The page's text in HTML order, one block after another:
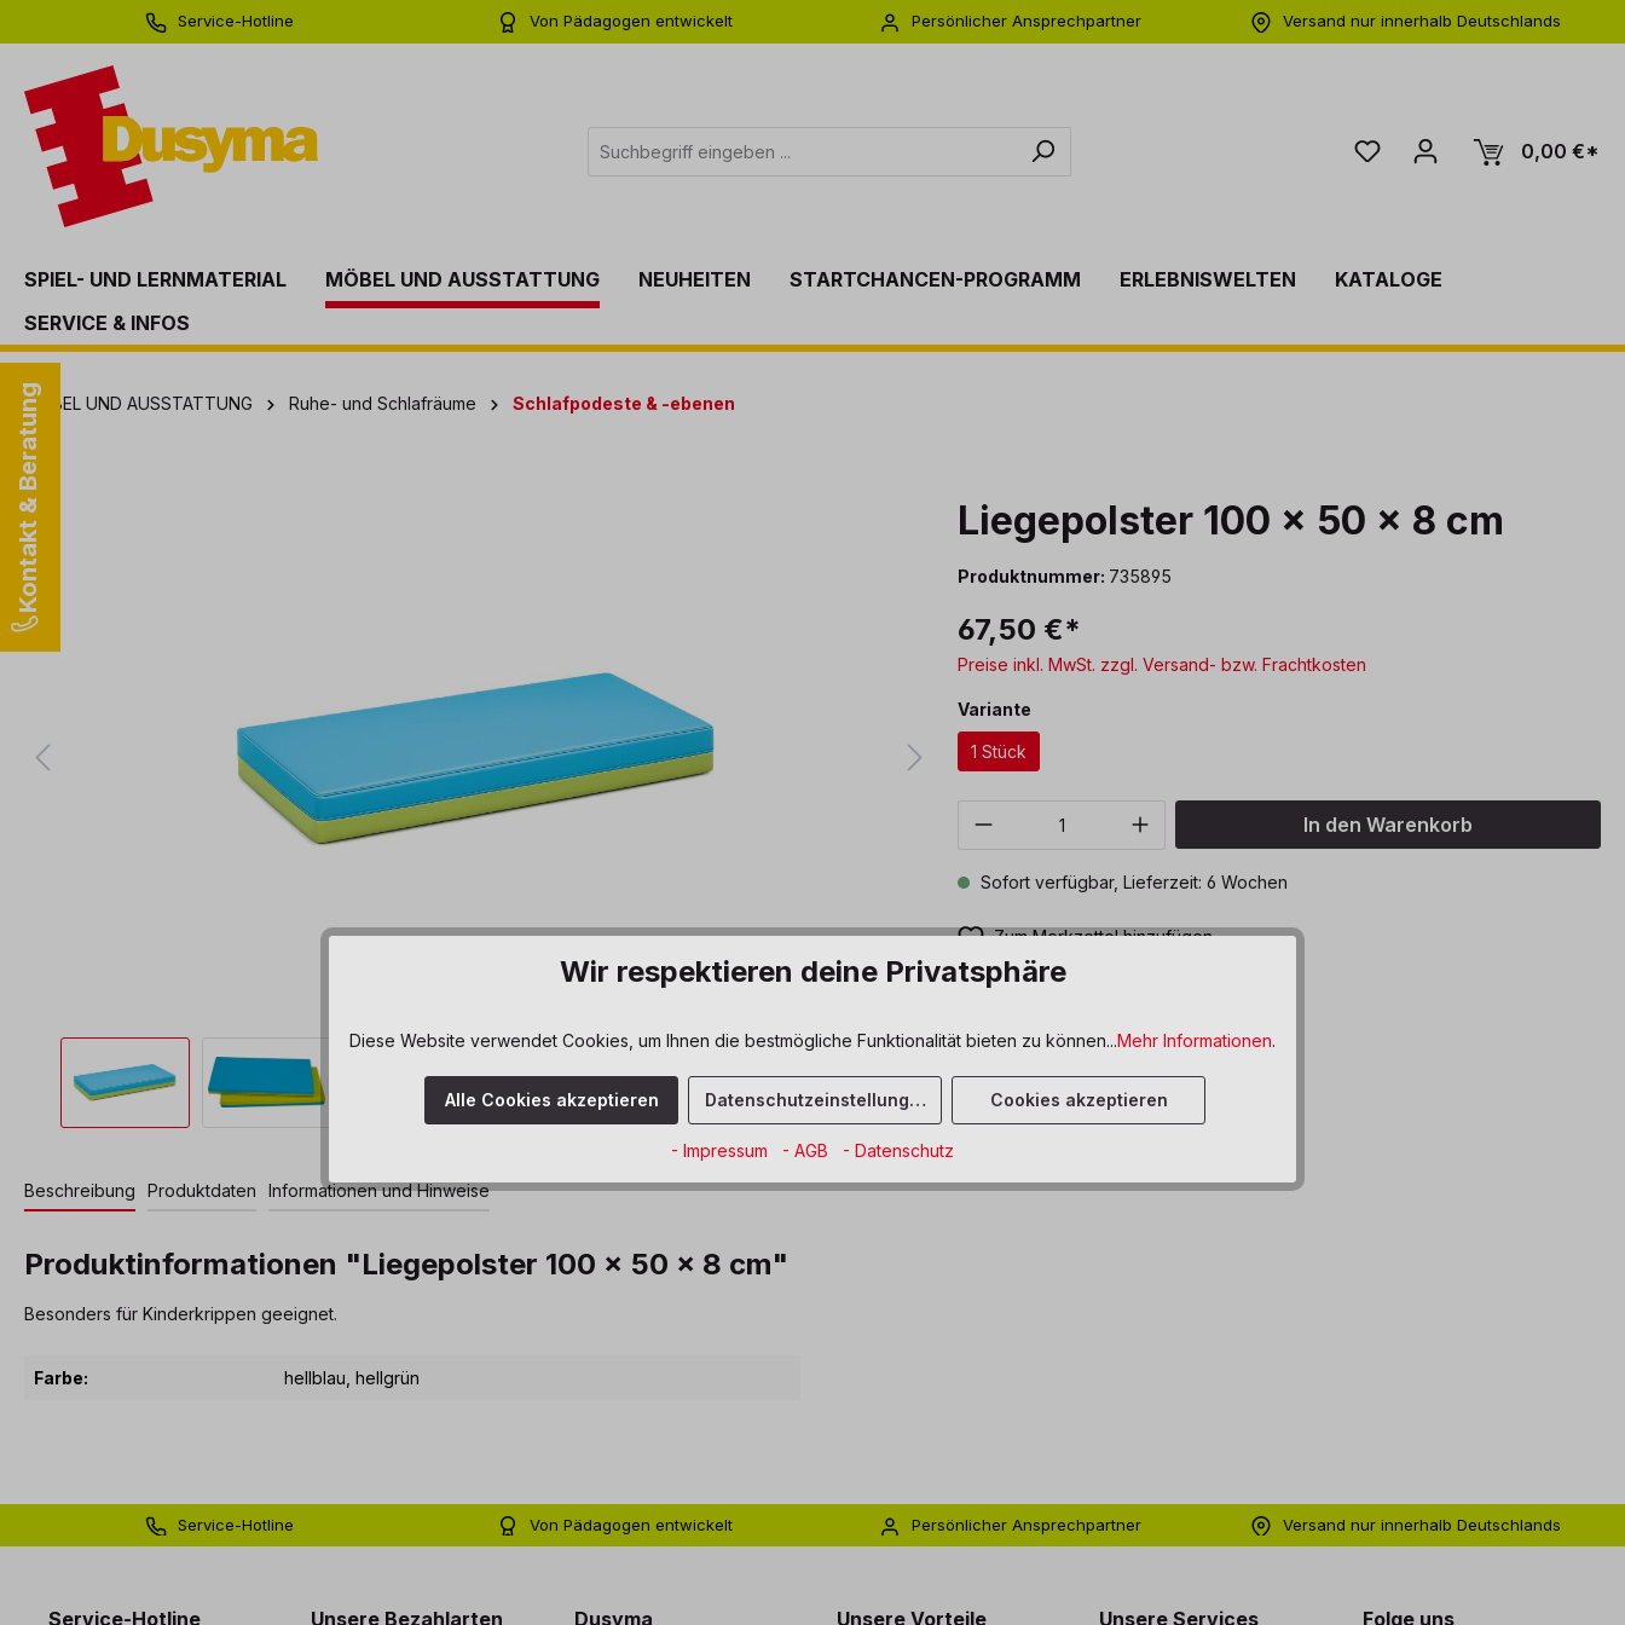
Zur Hauptnavigation springen
Service-Hotline
Von Pädagogen entwickelt
Persönlicher Ansprechpartner
Versand nur innerhalb Deutschlands
0,00 €*
SPIEL- UND LERNMATERIAL MÖBEL UND AUSSTATTUNG NEUHEITEN STARTCHANCEN-PROGRAMM ERLEBNISWELTEN
KATALOGE
SERVICE & INFOS
Kontakt & Beratung
MÖBEL UND AUSSTATTUNG Ruhe- und Schlafräume Schlafpodeste & -ebenen
Bildergalerie überspringen Liegepolster 100 x 50 x 8 cm
Produktnummer: 735895
67,50 €*
Preise inkl. MwSt. zzgl. Versand- bzw. Frachtkosten
Variante
1 Stück
Produkt Anzahl: Gib den gewünschten Wert
In den Warenkorb
Sofort verfügbar, Lieferzeit: 6 Wochen
Zum Merkzettel hinzufügen
Beschreibung Produktdaten Informationen und Hinweise
Produktinformationen "Liegepolster 100 x 50 x 8 cm"
Besonders für Kinderkrippen geeignet.
Farbe: hellblau , hellgrün
Service-Hotline
Von Pädagogen entwickelt
Persönlicher Ansprechpartner
Versand nur innerhalb Deutschlands
Service-Hotline Unsere Bezahlarten Dusyma Unsere Vorteile Unsere Services Folge uns
Wir respektieren deine Privatsphäre
Diese Website verwendet Cookies, um Ihnen die bestmögliche Funktionalität bieten zu können...Mehr Informationen.
Alle Cookies akzeptieren Datenschutzeinstellungen Cookies akzeptieren
- Impressum - AGB - Datenschutz